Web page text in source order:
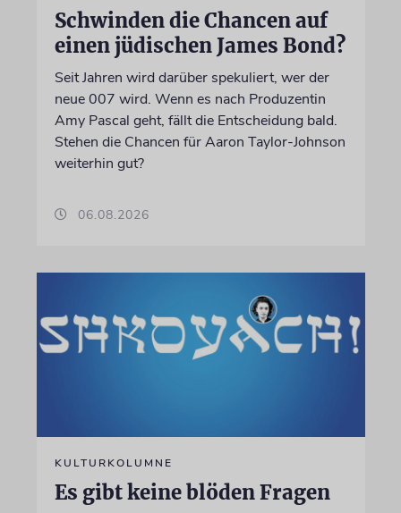
Schwinden die Chancen auf
einen jüdischen James Bond?
Seit Jahren wird darüber spekuliert, wer der
neue 007 wird. Wenn es nach Produzentin
Amy Pascal geht, fällt die Entscheidung bald.
Stehen die Chancen für Aaron Taylor-Johnson
weiterhin gut?
06.08.2026
KULTURKOLUMNE
Es gibt keine blöden Fragen